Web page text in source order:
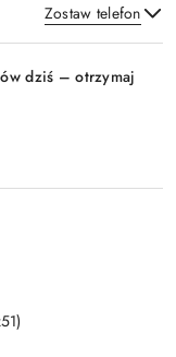
Zostaw telefon
dziś – otrzymaj